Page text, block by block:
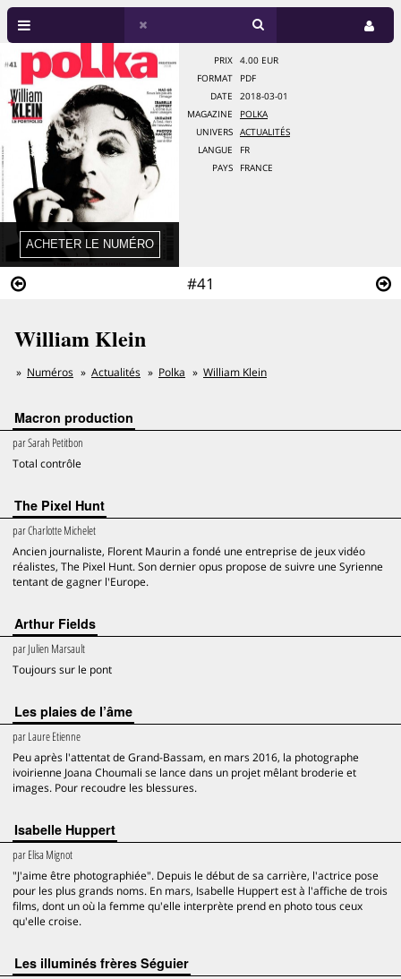
#41
PRIX
4.00 EUR
FORMAT
PDF
DATE
2018-03-01
MAGAZINE
POLKA
UNIVERS
ACTUALITÉS
LANGUE
FR
PAYS
FRANCE
William Klein
Numéros Actualités Polka William Klein
Macron production
parSarah Petitbon
Total contrôle
The Pixel Hunt
parCharlotte Michelet
Ancien journaliste, Florent Maurin a fondé une entreprise de jeux vidéo
réalistes, The Pixel Hunt. Son dernier opus propose de suivre une Syrienne
tentant de gagner l'Europe.
Arthur Fields
parJulien Marsault
Toujours sur le pont
Les plaies de l’âme
parLaure Etienne
Peu après l'attentat de Grand-Bassam, en mars 2016, la photographe
ivoirienne Joana Choumali se lance dans un projet mêlant broderie et
images. Pour recoudre les blessures.
Isabelle Huppert
parElisa Mignot
"J'aime être photographiée". Depuis le début de sa carrière, l'actrice pose
pour les plus grands noms. En mars, Isabelle Huppert est à l'affiche de trois
films, dont un où la femme qu'elle interprète prend en photo tous ceux
qu'elle croise.
Les illuminés frères Séguier